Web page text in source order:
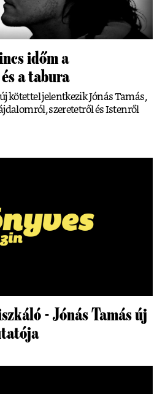
időm a
a tabura
kötettel jelentkezik Jónás Tamás,
szeretetről és Istenről
- Jónás Tamás új